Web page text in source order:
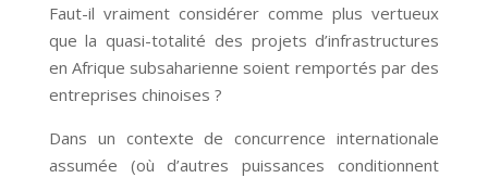
Faut-il vraiment considérer comme plus vertueux
que la quasi-totalité des projets d’infrastructures
en Afrique subsaharienne soient remportés par des
entreprises chinoises ?
Dans un contexte de concurrence internationale
assumée (où d’autres puissances conditionnent